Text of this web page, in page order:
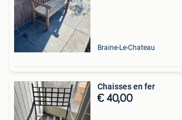
Braine-Le-Chateau
Chaisses en fer
€ 40,00